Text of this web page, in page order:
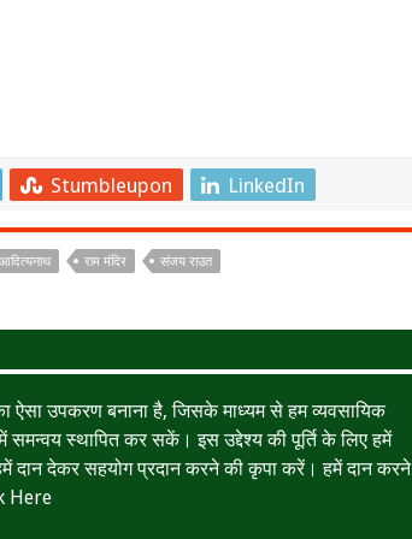
Stumbleupon LinkedIn
राम मंदिर संजय राउत
ऐसा उपकरण बनाना है, जिसके माध्यम से हम व्यवसायिक
समन्वय स्थापित कर सकें। इस उद्देश्य की पूर्ति के लिए हमें
दान देकर सहयोग प्रदान करने की कृपा करें। हमें दान करने
Here